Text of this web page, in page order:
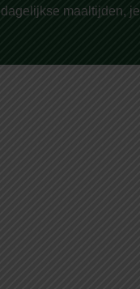
dagelijkse maaltijden,